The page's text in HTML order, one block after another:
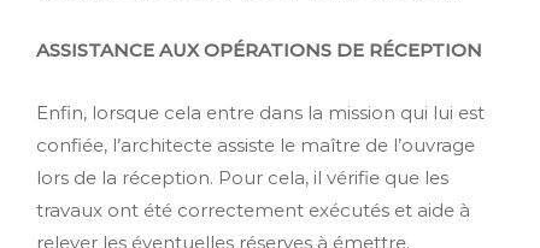
ASSISTANCE AUX OPÉRATIONS DE RÉCEPTION
Enfin, lorsque cela entre dans la mission qui lui est
confiée, l’architecte assiste le maître de l’ouvrage
lors de la réception. Pour cela, il vérifie que les
travaux ont été correctement exécutés et aide à
relever les éventuelles réserves à émettre.